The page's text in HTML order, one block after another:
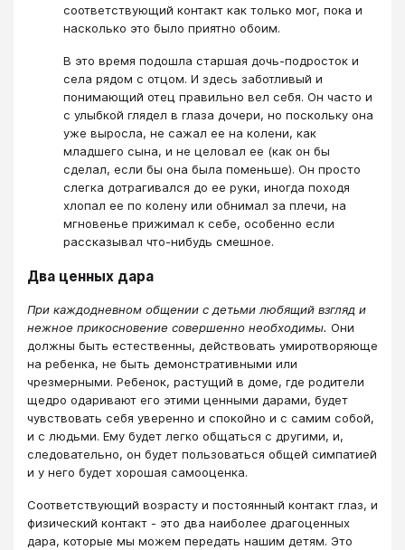
соответствующий контакт как только мог, пока и
насколько это было приятно обоим.
В это время подошла старшая дочь-подросток и
села рядом с отцом. И здесь заботливый и
понимающий отец правильно вел себя. Он часто и
с улыбкой глядел в глаза дочери, но поскольку она
уже выросла, не сажал ее на колени, как
младшего сына, и не целовал ее (как он бы
сделал, если бы она была поменьше). Он просто
слегка дотрагивался до ее руки, иногда походя
хлопал ее по колену или обнимал за плечи, на
мгновенье прижимал к себе, особенно если
рассказывал что-нибудь смешное.
Два ценных дара
При каждодневном общении с детьми любящий взгляд и
нежное прикосновение совершенно необходимы. Они
должны быть естественны, действовать умиротворяюще
на ребенка, не быть демонстративными или
чрезмерными. Ребенок, растущий в доме, где родители
щедро одаривают его этими ценными дарами, будет
чувствовать себя уверенно и спокойно и с самим собой,
и с людьми. Ему будет легко общаться с другими, и,
следовательно, он будет пользоваться общей симпатией
и у него будет хорошая самооценка.
Соответствующий возрасту и постоянный контакт глаз, и
физический контакт - это два наиболее драгоценных
дара, которые мы можем передать нашим детям. Это